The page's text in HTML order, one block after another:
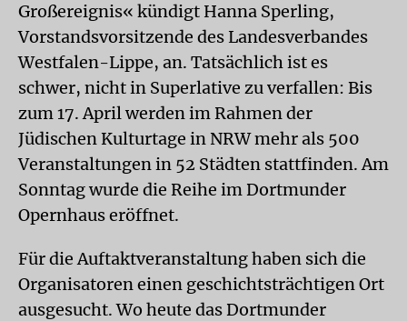
Großereignis« kündigt Hanna Sperling,
Vorstandsvorsitzende des Landesverbandes
Westfalen-Lippe, an. Tatsächlich ist es
schwer, nicht in Superlative zu verfallen: Bis
zum 17. April werden im Rahmen der
Jüdischen Kulturtage in NRW mehr als 500
Veranstaltungen in 52 Städten stattfinden. Am
Sonntag wurde die Reihe im Dortmunder
Opernhaus eröffnet.
Für die Auftaktveranstaltung haben sich die
Organisatoren einen geschichtsträchtigen Ort
ausgesucht. Wo heute das Dortmunder